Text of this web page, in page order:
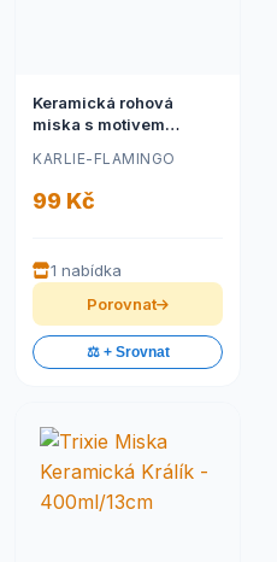
Keramická rohová
miska s motivem
250ml
KARLIE-FLAMINGO
99 Kč
1 nabídka
Porovnat
⚖️ + Srovnat